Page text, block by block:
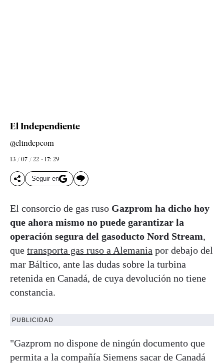
El Independiente
@elindepcom
13 / 07 / 22 - 17: 29
Seguir en
El consorcio de gas ruso Gazprom ha dicho hoy
que ahora mismo no puede garantizar la
operación segura del gasoducto Nord Stream,
que transporta gas ruso a Alemania por debajo del
mar Báltico, ante las dudas sobre la turbina
retenida en Canadá, de cuya devolución no tiene
constancia.
PUBLICIDAD
"Gazprom no dispone de ningún documento que
permita a la compañía Siemens sacar de Canadá